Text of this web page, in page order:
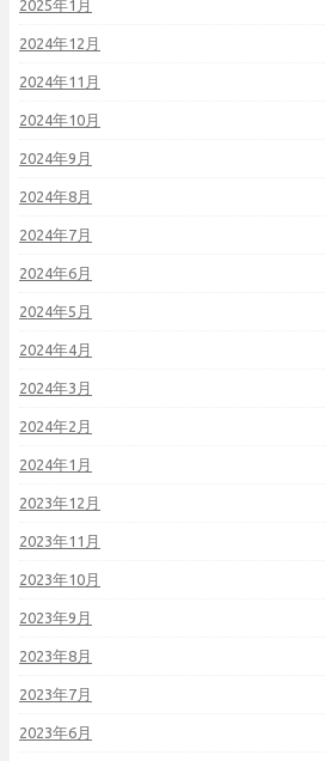
2025年1月
2024年12月
2024年11月
2024年10月
2024年9月
2024年8月
2024年7月
2024年6月
2024年5月
2024年4月
2024年3月
2024年2月
2024年1月
2023年12月
2023年11月
2023年10月
2023年9月
2023年8月
2023年7月
2023年6月